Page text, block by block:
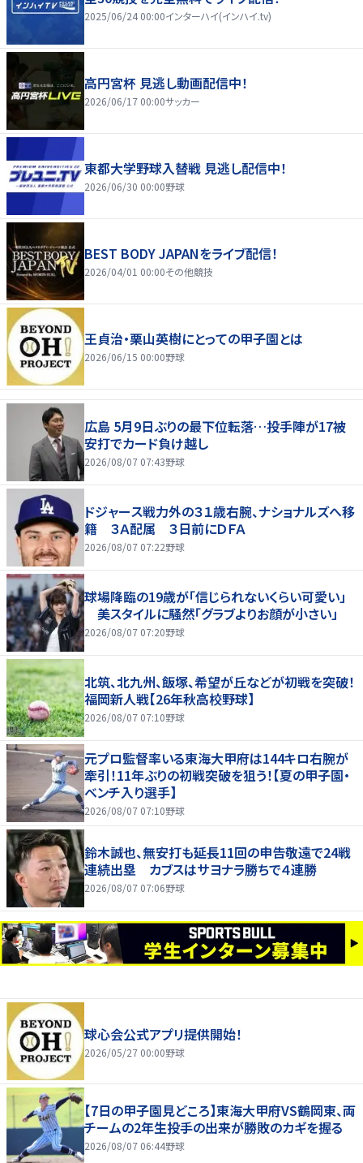
2025/06/24 00:00インターハイ(インハイ.tv)
高円宮杯 見逃し動画配信中！
2026/06/17 00:00サッカー
東都大学野球入替戦 見逃し配信中！
2026/06/30 00:00野球
BEST BODY JAPANをライブ配信！
2026/04/01 00:00その他競技
王貞治・栗山英樹にとっての甲子園とは
2026/06/15 00:00野球
広島 5月9日ぶりの最下位転落…投手陣が17被
安打でカード負け越し
2026/08/07 07:43野球
ドジャース戦力外の３１歳右腕、ナショナルズへ移
籍 ３Ａ配属 ３日前にＤＦＡ
2026/08/07 07:22野球
球場降臨の19歳が「信じられないくらい可愛い」
美スタイルに騒然「グラブよりお顔が小さい」
2026/08/07 07:20野球
北筑、北九州、飯塚、希望が丘などが初戦を突破！
福岡新人戦【26年秋高校野球】
2026/08/07 07:10野球
元プロ監督率いる東海大甲府は144キロ右腕が
牽引！11年ぶりの初戦突破を狙う！【夏の甲子園・
ベンチ入り選手】
2026/08/07 07:10野球
鈴木誠也、無安打も延長11回の申告敬遠で24戦
連続出塁 カブスはサヨナラ勝ちで４連勝
2026/08/07 07:06野球
球心会公式アプリ提供開始！
2026/05/27 00:00野球
【7日の甲子園見どころ】東海大甲府VS鶴岡東、両
チームの2年生投手の出来が勝敗のカギを握る
2026/08/07 06:44野球